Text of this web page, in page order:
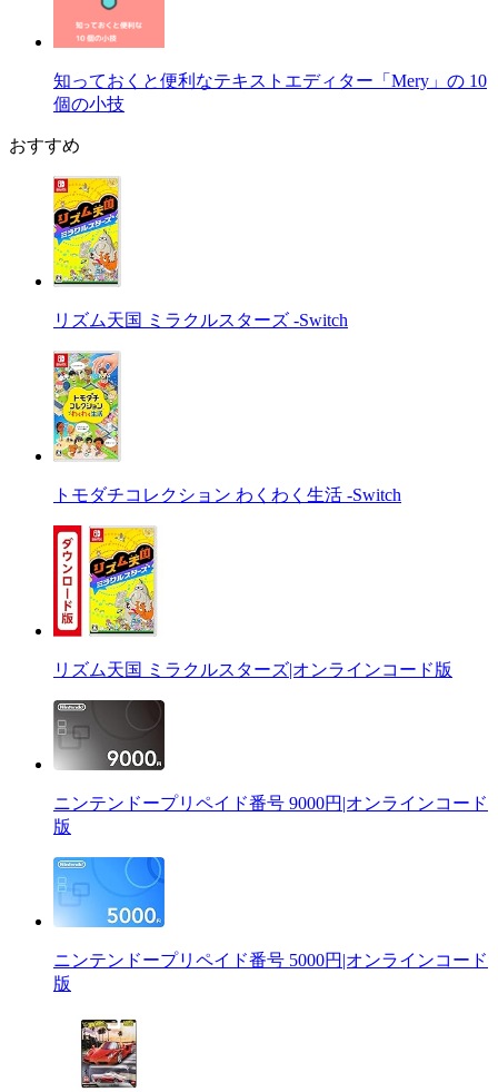
知っておくと便利なテキストエディター「Mery」の 10
個の小技
おすすめ
リズム天国 ミラクルスターズ -Switch
トモダチコレクション わくわく生活 -Switch
リズム天国 ミラクルスターズ|オンラインコード版
ニンテンドープリペイド番号 9000円|オンラインコード
版
ニンテンドープリペイド番号 5000円|オンラインコード
版